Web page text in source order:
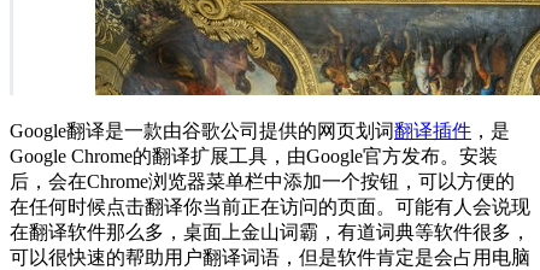
Google翻译是一款由谷歌公司提供的网页划词翻译插件 ，是
Google Chrome的翻译扩展工具，由Google官方发布。安装
后，会在Chrome浏览器菜单栏中添加一个按钮，可以方便的
在任何时候点击翻译你当前正在访问的页面。可能有人会说现
在翻译软件那么多，桌面上金山词霸，有道词典等软件很多，
可以很快速的帮助用户翻译词语，但是软件肯定是会占用电脑